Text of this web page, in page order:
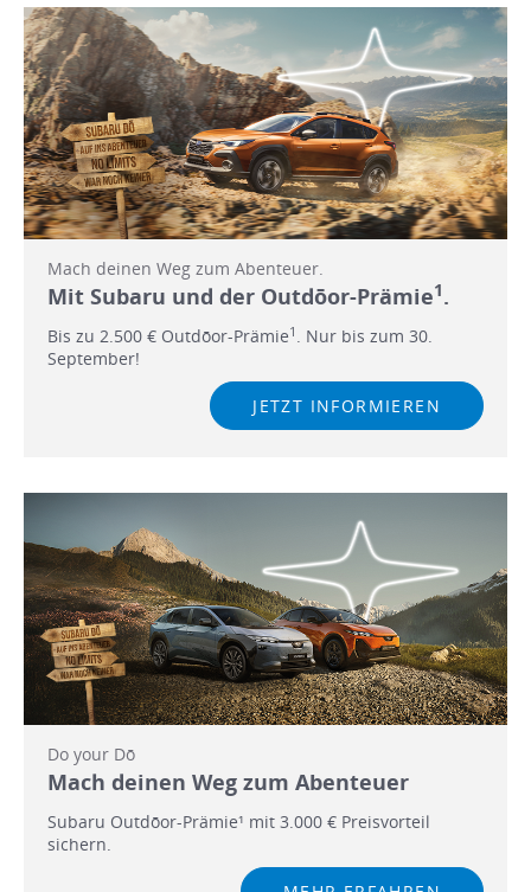
Mach deinen Weg zum Abenteuer.
Mit Subaru und der Outdōor-Prämie1.
Bis zu 2.500 € Outdōor-Prämie1 . Nur bis zum 30.
September!
JETZT INFORMIEREN
Do your Dō
Mach deinen Weg zum Abenteuer
Subaru Outdōor-Prämie¹ mit 3.000 € Preisvorteil
sichern.